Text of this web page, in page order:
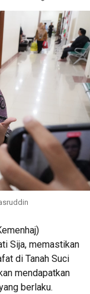
Sija, memastikan
di Tanah Suci
mendapatkan
berlaku.